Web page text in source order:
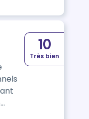
10
Très bien